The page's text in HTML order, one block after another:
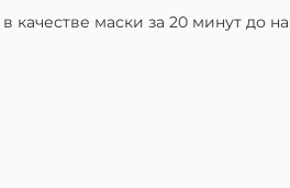
маски за 20 минут до